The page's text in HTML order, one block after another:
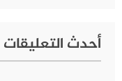
أحدث التعليقات